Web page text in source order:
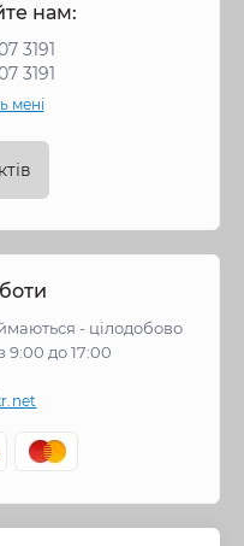
нам:
3191
3191
мені
- цілодобово
до 17:00